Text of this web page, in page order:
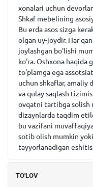
xonalari uchun
Shkaf mebelining
Bu erda asos sizga
olgan uy-joydir. Har
joylashgan bo'lishi
ko'ra. Oshxona haqida
to'plamga ega
uchun shkaflar, amaliy
va qulay saqlash
ovqatni tartibga solish
dizaynlarda taqdim
bu vazifani
sotib olish mumkin
tayyorlanadigan
TO'LOV